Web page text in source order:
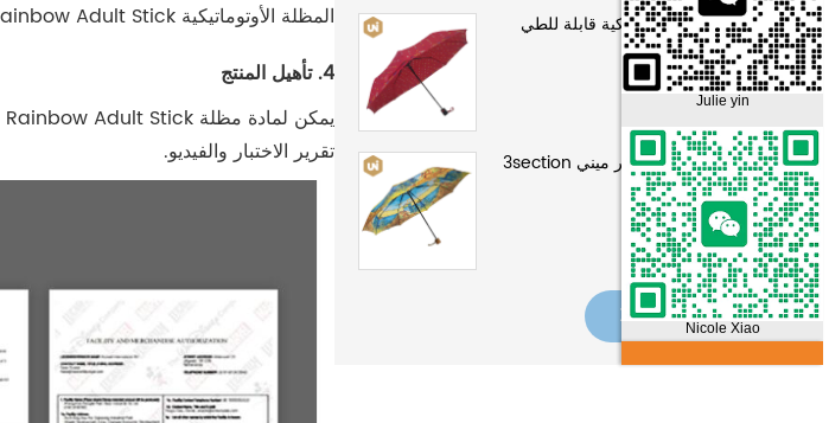
سيدة مظلة أوتوماتيكية قابلة للطي
كارتون الطباعة سوبر ميني 3section
مظلة المطر
عرض المزيد
المظلة الأوتوماتيكية Rainbow Adult Stick هي المأوى الوقائي الأكثر موثوقية لديك. يتيح لك الزر التلقائي فتحها بسهولة وسلاسة.
4. تأهيل المنتج
تقرير الاختبار والفيديو.
Julie yin
Nicole Xiao